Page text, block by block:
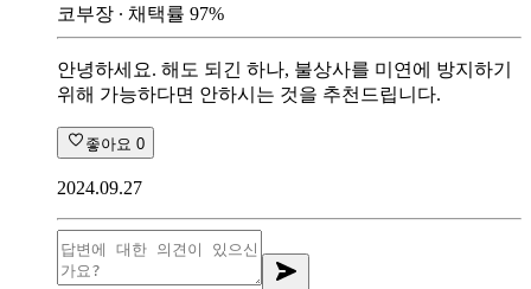
코부장 ∙ 채택률 97%
안녕하세요. 해도 되긴 하나, 불상사를 미연에 방지하기
위해 가능하다면 안하시는 것을 추천드립니다.
좋아요 0
2024.09.27